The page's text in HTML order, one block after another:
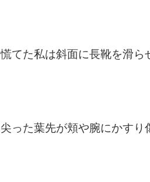
慌てた私は斜面に長靴を滑ら
尖った葉先が頬や腕にかすり